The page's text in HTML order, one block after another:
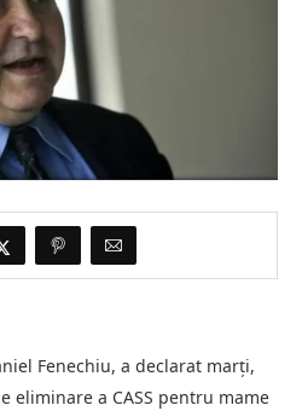
Fenechiu, a declarat marţi,
eliminare a CASS pentru mame